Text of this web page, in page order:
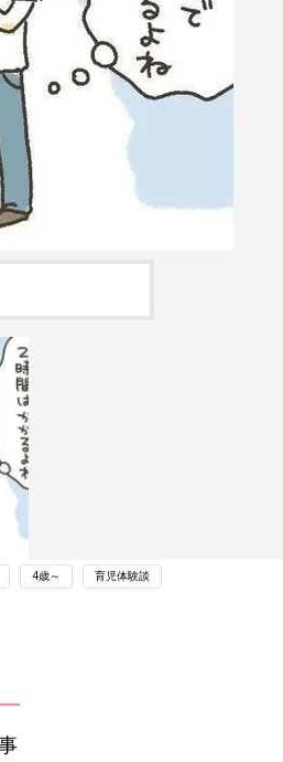
4歳～ 育児体験談